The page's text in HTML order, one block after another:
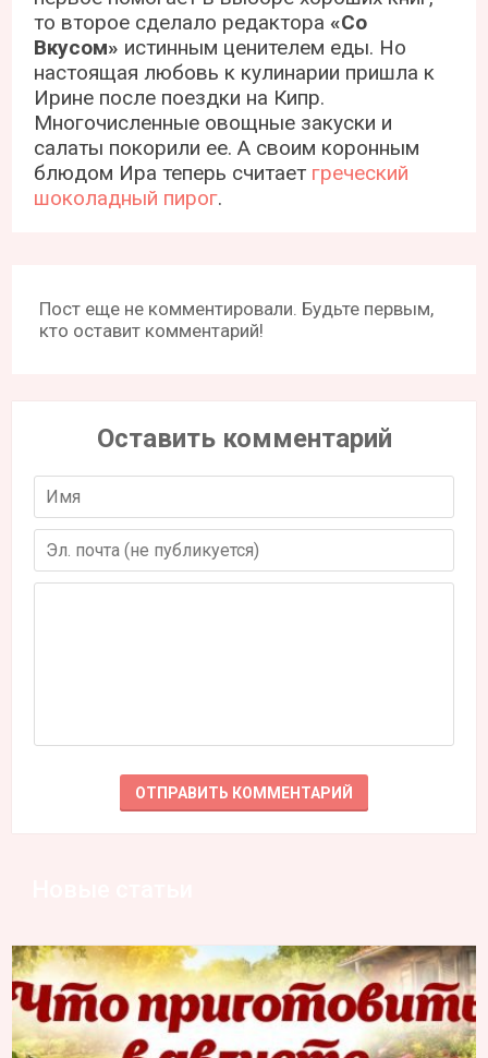
то второе сделало редактора«Со
Вкусом» истинным ценителем еды. Но
настоящая любовь к кулинарии пришла к
Ирине после поездки на Кипр.
Многочисленные овощные закуски и
салаты покорили ее. А своим коронным
блюдом Ира теперь считает греческий
шоколадный пирог.
Пост еще не комментировали. Будьте первым,
кто оставит комментарий!
Оставить комментарий